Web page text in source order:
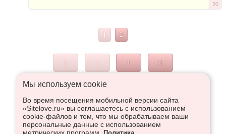
20
1 2
|< < > >|
Что высказаться в Рупор, необходимо войти или
зарегистрироваться:
Мы используем сookie
Во время посещения мобильной версии сайта
«Sitelove.ru» вы соглашаетесь с использованием
cookie-файлов и тем, что мы обрабатываем ваши
персональные данные с использованием